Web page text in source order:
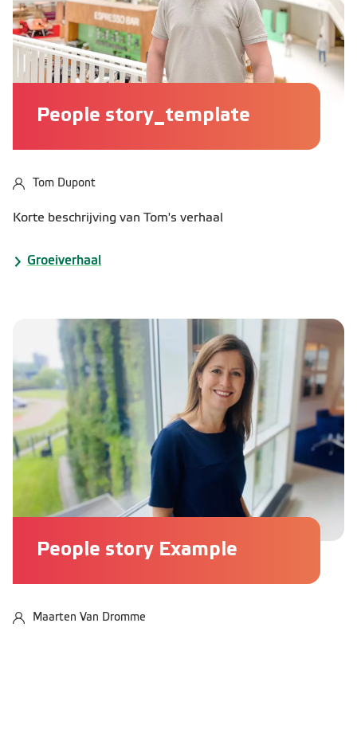
People story_template
Tom Dupont
Korte beschrijving van Tom's verhaal
Groeiverhaal
People story Example
Maarten Van Dromme